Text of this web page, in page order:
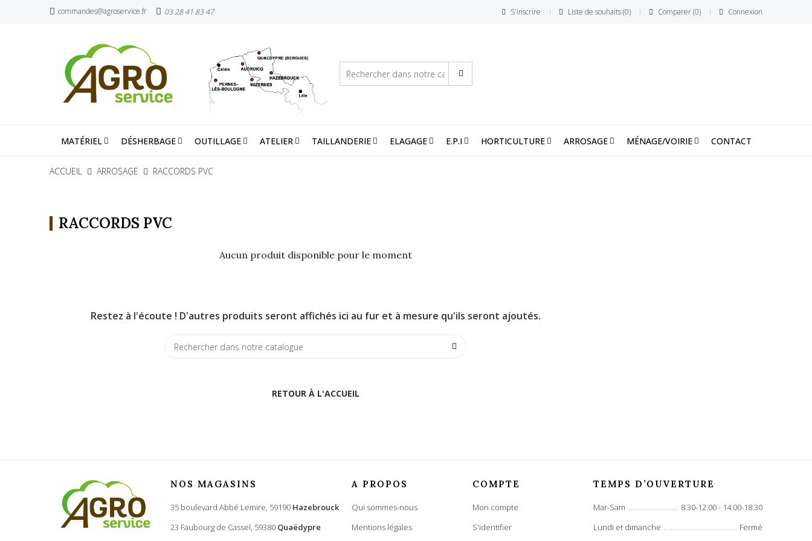
commandes@agroservice.fr 03 28 41 83 47 S'inscrire Liste de souhaits 0 Comparer 0 Connexion
MATÉRIEL DÉSHERBAGE OUTILLAGE ATELIER TAILLANDERIE ELAGAGE E.P.I HORTICULTURE ARROSAGE MÉNAGE/VOIRIE CONTACT
ACCUEIL ARROSAGE RACCORDS PVC
RACCORDS PVC
Aucun produit disponible pour le moment
Restez à l'écoute ! D'autres produits seront affichés ici au fur et à mesure qu'ils seront ajoutés.
RETOUR À L'ACCUEIL
NOS MAGASINS
35 boulevard Abbé Lemire, 59190 Hazebrouck
23 Faubourg de Cassel, 59380 Quaëdypre
A PROPOS
Qui sommes-nous
Mentions légales
COMPTE
Mon compte
S'identifier
TEMPS D’OUVERTURE
Mar-Sam
8:30-12:00 - 14:00-18:30
Lundi et dimanche
Fermé